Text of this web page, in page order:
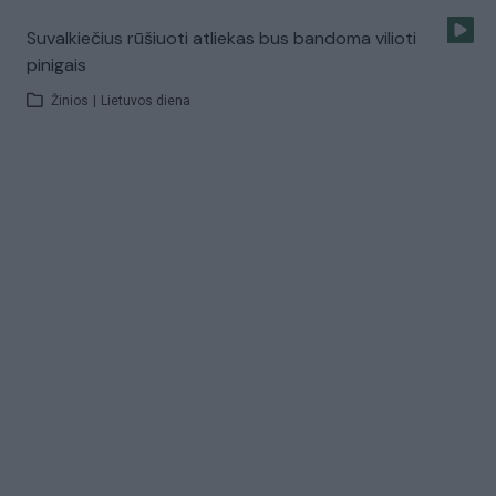
Suvalkiečius rūšiuoti atliekas bus bandoma vilioti
pinigais
Žinios Lietuvos diena